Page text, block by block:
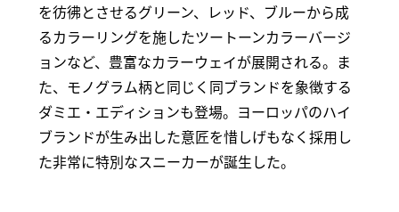
を彷彿とさせるグリーン、レッド、ブルーから成
るカラーリングを施したツートーンカラーバージ
ョンなど、豊富なカラーウェイが展開される。ま
た、モノグラム柄と同じく同ブランドを象徴する
ダミエ・エディションも登場。ヨーロッパのハイ
ブランドが生み出した意匠を惜しげもなく採用し
た非常に特別なスニーカーが誕生した。